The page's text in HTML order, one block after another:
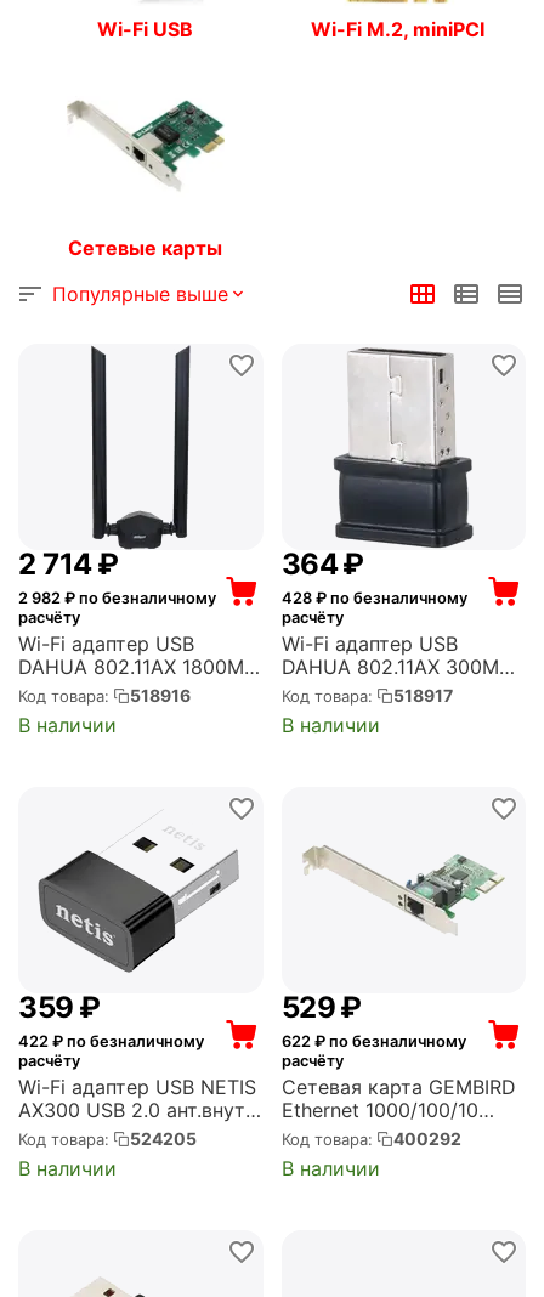
Wi-Fi USB Wi-Fi M.2, miniPCI
Сетевые карты
Популярные выше
2 714₽
2 982 ₽ по безналичному
расчёту
Wi-Fi адаптер USB
DAHUA 802.11AX 1800M
WIRELESS ADAPTER
Supports driver-free
installation of Windows10.
Код товара: 518916
В наличии
‍364‍₽
428₽ по безналичному
расчёту
Wi-Fi адаптер USB
DAHUA 802.11AX 300M
WIRELESS ADAPTER
Supports driver-free
installation of Windows10.
Код товара: 518917
В наличии
‍359‍ ₽
422 ₽ по безналичному
расчёту
Wi-Fi адаптер USB NETIS
AX300 USB 2.0 ант.внутр.
(WF2130)
Код товара: 524205
В наличии
‍529‍₽
622 ₽ по безналичному
расчёту
Сетевая карта GEMBIRD
Ethernet 1000/100/10
Мбит, PCI-express
(052399) (NIC-GX1)
Код товара: 400292
В наличии